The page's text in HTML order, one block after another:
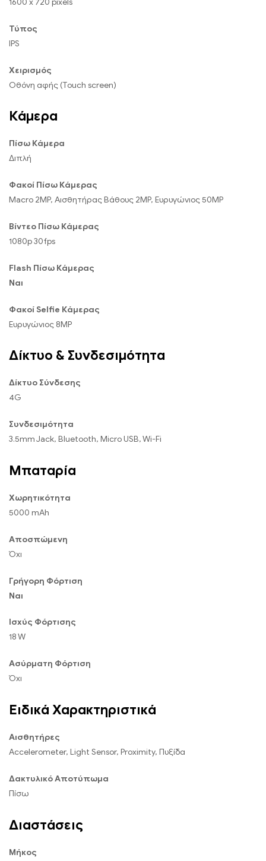
Τύπος
IPS
Χειρισμός
Οθόνη αφής (Touch screen)
Κάμερα
Πίσω Κάμερα
Διπλή
Φακοί Πίσω Κάμερας
Macro 2MP, Αισθητήρας Βάθους 2MP, Ευρυγώνιος 50MP
Βίντεο Πίσω Κάμερας
1080p 30fps
Flash Πίσω Κάμερας
Ναι
Φακοί Selfie Κάμερας
Ευρυγώνιος 8MP
Δίκτυο & Συνδεσιμότητα
Δίκτυο Σύνδεσης
4G
Συνδεσιμότητα
3.5mm Jack, Bluetooth, Micro USB, Wi-Fi
Μπαταρία
Χωρητικότητα
5000 mAh
Αποσπώμενη
Όχι
Γρήγορη Φόρτιση
Ναι
Ισχύς Φόρτισης
18 W
Ασύρματη Φόρτιση
Όχι
Ειδικά Χαρακτηριστικά
Αισθητήρες
Accelerometer, Light Sensor, Proximity, Πυξίδα
Δακτυλικό Αποτύπωμα
Πίσω
Διαστάσεις
Μήκος